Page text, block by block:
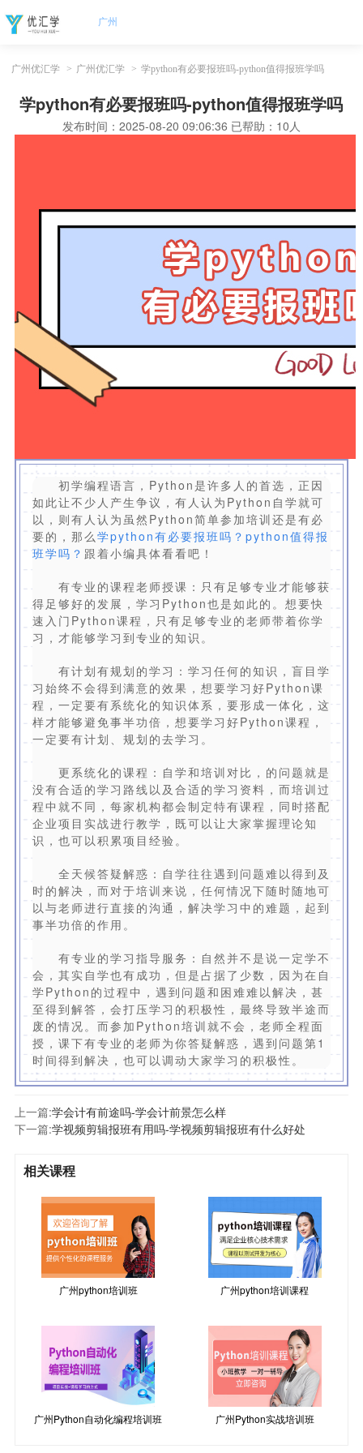
广州
广州优汇学 > 广州优汇学 > 学python有必要报班吗-python值得报班学吗
学python有必要报班吗-python值得报班学吗
发布时间： 2025-08-20 09:06:36 已帮助： 10人
初学编程语言，Python是许多人的首选，正因
如此让不少人产生争议，有人认为Python自学就可
以，则有人认为虽然Python简单参加培训还是有必
要的，那么学python有必要报班吗？python值得报
班学吗？ 跟着小编具体看看吧！
有专业的课程老师授课：只有足够专业才能够获
得足够好的发展，学习Python也是如此的。想要快
速入门Python课程，只有足够专业的老师带着你学
习，才能够学习到专业的知识。
有计划有规划的学习：学习任何的知识，盲目学
习始终不会得到满意的效果，想要学习好Python课
程，一定要有系统化的知识体系，要形成一体化，这
样才能够避免事半功倍，想要学习好Python课程，
一定要有计划、规划的去学习。
更系统化的课程：自学和培训对比，的问题就是
没有合适的学习路线以及合适的学习资料，而培训过
程中就不同，每家机构都会制定特有课程，同时搭配
企业项目实战进行教学，既可以让大家掌握理论知
识，也可以积累项目经验。
全天候答疑解惑：自学往往遇到问题难以得到及
时的解决，而对于培训来说，任何情况下随时随地可
以与老师进行直接的沟通，解决学习中的难题，起到
事半功倍的作用。
有专业的学习指导服务：自然并不是说一定学不
会，其实自学也有成功，但是占据了少数，因为在自
学Python的过程中，遇到问题和困难难以解决，甚
至得到解答，会打压学习的积极性，最终导致半途而
废的情况。而参加Python培训就不会，老师全程面
授，课下有专业的老师为你答疑解惑，遇到问题第1
时间得到解决，也可以调动大家学习的积极性。
上一篇:学会计有前途吗-学会计前景怎么样
下一篇:学视频剪辑报班有用吗-学视频剪辑报班有什么好处
相关课程
广州python培训班 广州python培训课程
广州Python自动化编程培训班 广州Python实战培训班